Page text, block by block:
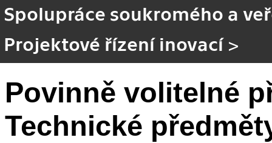
Spolupráce soukromého a
Projektové řízení inovací>
Povinně volitelné
Technické